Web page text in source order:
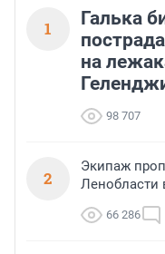
1
Галька
на
98 707
2
Экипаж
Ленобласти
66 286